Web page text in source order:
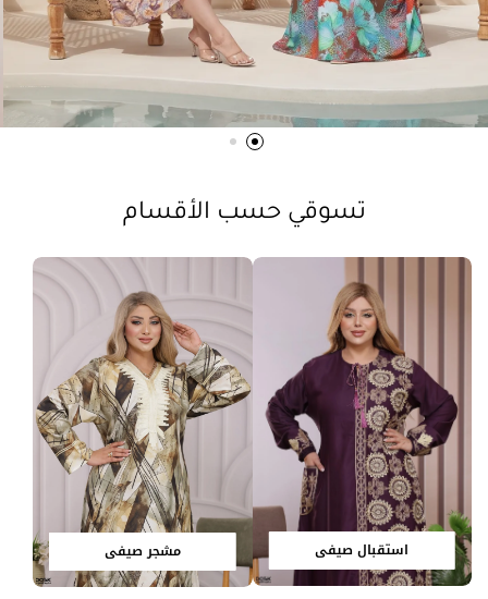
تسوقي حسب الأقسام
استقبال صيفي مشجر صيفي